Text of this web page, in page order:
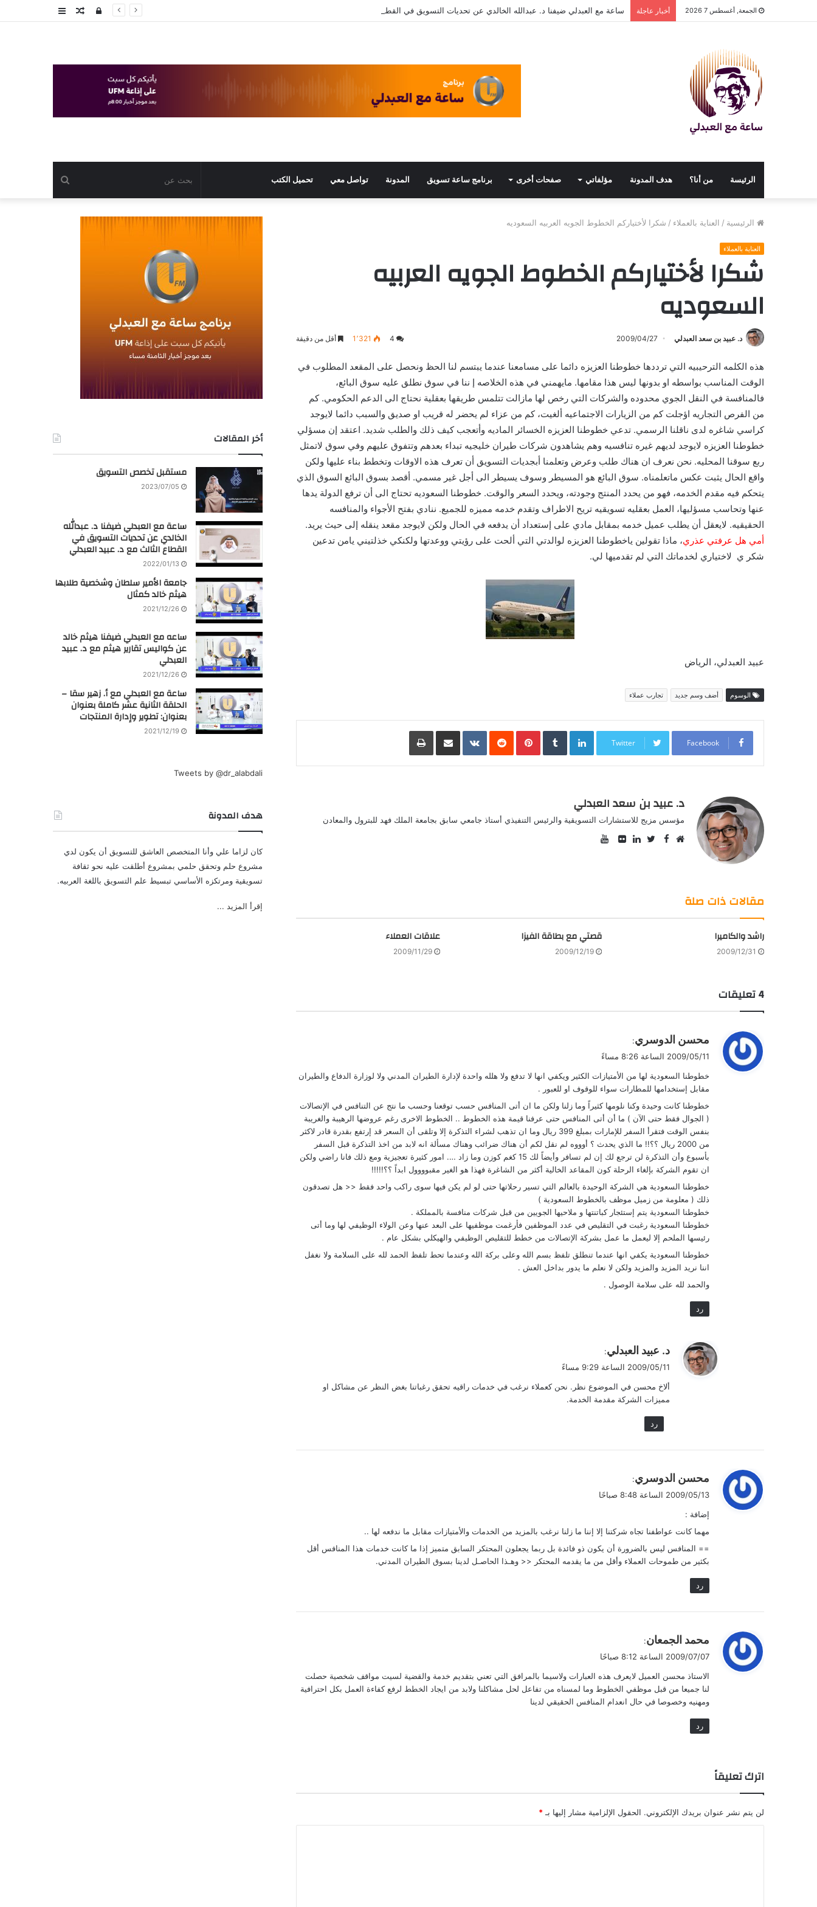
الجمعة, أغسطس 7 2026 أخبار عاجلة ساعة مع العبدلي ضيفنا د. عبدالله الخالدي عن تحديات التسويق في القطاع الثالث مع د. عبيد العبدلي عمودمقالتسجيل
الرئيسة من أنا؟ هدف المدونة مؤلفاتي صفحات أخرى برنامج ساعة تسويق المدونة تواصل معي تحميل الكتب بحث
الرئيسية / العناية بالعملاء / شكرا لأختياركم الخطوط الجويه العربيه السعوديه
العناية بالعملاء
شكرا لأختياركم الخطوط الجويه العربيه
السعوديه
د. عبيد بن سعد العبدلي 2009/04/27
4 1٬321 أقل من دقيقة
هذه الكلمه الترحيبيه التي ترددها خطوطنا العزيزه دائما على مسامعنا عندما يبتسم لنا الحظ ونحصل على المقعد المطلوب في
الوقت المناسب بواسطه او بدونها ليس هذا مقامها. مايهمني في هذه الخلاصه إ ننا في سوق نطلق عليه سوق البائع،
فالمنافسة في النقل الجوي محدوده والشركات التي رخص لها مازالت تتلمس طريقها بعقلية نحتاج الى الدعم الحكومي. كم
من الفرص التجاريه اؤجلت كم من الزيارات الاجتماعيه ألغيت، كم من عزاء لم يحضر له قريب او صديق والسبب دائما لايوجد
كراسي شاغره لدى ناقلنا الرسمي. تدعي خطوطنا العزيزه الخسائر الماديه وأتعجب كيف ذلك والطلب شديد. اعتقد إن مسؤلي
خطوطنا العزيزه لايوجد لديهم غيره تنافسيه وهم يشاهدون شركات طيران خليجيه تبداء بعدهم وتتفوق عليهم وفي سوق لاتمثل
ربع سوقنا المحليه. نحن نعرف ان هناك طلب وعرض وتعلمنا أبجديات التسويق أن تعرف هذه الاوقات وتخطط بناء عليها ولكن
واقع الحال يثبت عكس ماتعلمناه. سوق البائع هو المسيطر وسوف يسيطر الى أجل غير مسمي. أقصد بسوق البائع السوق الذي
يتحكم فيه مقدم الخدمه، فهو من يحدد المنتج وجودته، ويحدد السعر والوقت. خطوطنا السعوديه تحتاج الى أن ترفع الدولة يدها
عنها وتحاسب مسؤليها، العمل بعقليه تسويقيه تريح الاطراف وتقدم خدمه مميزه للجميع. ننادي بفتح الأجواء والمنافسه
الحقيقيه. لايعقل أن يطلب عميل خدمه بمقابل مادي على إستعداد أن يدفعه في الحال ولكن لايوجد مقعد ينقله إلى حيث يريد.
أمي هل عرفتي عذري، ماذا تقولين ياخطوطنا العزيزه لوالدتي التي ألحت على رؤيتي ووعدتها ولكنكي خذلتيني يامن تدعين
شكر ي لاختياري لخدماتك التي لم تقدميها لي.
عبيد العبدلي، الرياض
الوسوم أضف وسم جديد تجارب عملاء
Facebook
Twitter
LinkedIn
Pinterest مشاركة عبر البريد طباعة
د. عبيد بن سعد العبدلي
مؤسس مزيج للاستشارات التسويقية والرئيس التنفيذي أستاذ جامعي سابق بجامعة الملك فهد للبترول والمعادن
Facebook
مقالات ذات صلة
راشد والكاميرا
2009/12/31
قصتي مع بطاقة الفيزا
2009/12/19
علاقات العملاء
2009/11/29
‫4 تعليقات
ل
محسن الدوسري:
2009/05/11 الساعة 8:26 مساءً
خطوطنا السعودية لها من الأمتيازات الكثير ويكفي انها لا تدفع ولا هلله واحدة لإدارة الطيران المدني ولا لوزارة الدفاع والطيران
مقابل إستخدامها للمطارات سواء للوقوف او للعبور .
خطوطنا كانت وحيدة وكنا نلومها كثيراً وما زلنا ولكن ما ان أتى المنافس حسب توقعنا وحسب ما نتج عن التنافس في الإتصالات
( الجوال فقط حتى الآن ) ما أن أتى المنافس حتى عرفنا قيمة هذه الخطوط .. الخطوط الاخرى رغم عروضها الرهيبة والغريبة
بنفس الوقت فتقرأ السفر للإمارات بمبلغ 399 ريال وما ان تذهب لشراء التذكرة إلا وتلقى أن السعر قد إرتفع بقدرة قادر لاكثر
من 2000 ريال ؟؟!! ما الذي يحدث ؟ أوووه لم نقل لكم أن هناك ضرائب وهناك مسألة انه لابد من اخذ التذكرة قبل السفر
بأسبوع وأن التذكرة لن ترجع لك إن لم تسافر وأيضاً لك 15 كغم كوزن وما زاد …. امور كثيرة تعجيزية ومع ذلك فانا راضي ولكن
ان تقوم الشركة بإلغاء الرحلة كون المقاعد الخالية أكثر من الشاغرة فهذا هو الغير مقبوووول ابداً ؟؟!!!!!
خطوطنا السعودية هي الشركة الوحيدة بالعالم التي تسير رحلاتها حتى لو لم يكن فيها سوى راكب واحد فقط << هل تصدقون
ذلك ( معلومة من زميل موظف بالخطوط السعودية )
خطوطنا السعودية يتم إستئجار كباتنتها و ملاحيها الجويين من قبل شركات منافسة بالمملكة .
خطوطنا السعودية رغبت في التقليص في عدد الموظفين فأرغمت موظفيها على البعد عنها وعن الولاء الوظيفي لها وما أتى
رئيسها الملحم إلا ليعمل ما عمل بشركة الإتصالات من خطط للتقليص الوظيفي والهيكلي بشكل عام .
خطوطنا السعودية يكفي انها عندما تنطلق تلفظ بسم الله وعلى بركة الله وعندما تحط تلفظ الحمد لله على السلامة ولا نغفل
اننا نريد المزيد والمزيد ولكن لا نعلم ما يدور بداخل العش .
والحمد لله على سلامة الوصول .
رد
ي
ل
د. عبيد العبدلي:
2009/05/11 الساعة 9:29 مساءً
ألاخ محسن في الموضوع نظر. نحن كعملاء نرغب في خدمات راقيه تحقق رغباتنا بغض النظر عن مشاكل او
مميزات الشركة مقدمة الخدمة.
رد
ل
محسن الدوسري:
2009/05/13 الساعة 8:48 صباحًا
إضافة :
مهما كانت عواطفنا تجاه شركتنا إلا إننا ما زلنا نرغب بالمزيد من الخدمات والأمتيازات مقابل ما ندفعه لها ..
== المنافس ليس بالضرورة أن يكون ذو فائدة بل ربما يجعلون المحتكر السابق متميز إذا ما كانت خدمات هذا المنافس أقل
بكثير من طموحات العملاء وأقل من ما يقدمه المحتكر << وهـذا الحاصـل لدينا بسوق الطيران المدني.
رد
ل
محمد الجمعان:
2009/07/07 الساعة 8:12 صباحًا
الاستاذ محسن العميل لايعرف هذه العبارات ولاسيما بالمرافق التي تعني بتقديم خدمة والقضية لسيت مواقف شخصية حصلت
لنا جميعا من قبل موظفي الخطوط وما لمسناه من تفاعل لحل مشاكلنا ولابد من ايجاد الخطط لرفع كفاءة العمل بكل احترافية
ومهنيه وخصوصا في حال انعدام المنافس الحقيقي لدينا
رد
اترك تعليقاً
لن يتم نشر عنوان بريدك الإلكتروني. الحقول الإلزامية مشار إليها بـ *
أخر المقالات
مستقبل تخصص التسويق
2023/07/05
ساعة مع العبدلي ضيفنا د. عبدالله
الخالدي عن تحديات التسويق في
القطاع الثالث مع د. عبيد العبدلي
2022/01/13
جامعة الأمير سلطان وشخصية طلابها
هيثم خالد كمثال
2021/12/26
ساعه مع العبدلي ضيفنا هيثم خالد
عن كواليس تقارير هيثم مع د. عبيد
العبدلي
2021/12/26
ساعة مع العبدلي مع أ. زهير سقا –
الحلقة الثانية عشر كاملة بعنوان
بعنوان: تطوير وإدارة المنتجات
2021/12/19
Tweets by @dr_alabdali
هدف المدونة
كان لزاما علي وأنا المتخصص العاشق للتسويق أن يكون لدي
مشروع حلم وتحقق حلمي بمشروع أطلقت عليه نحو ثقافة
تسويقية ومرتكزه الأساسي تبسيط علم التسويق باللغة العربيه.
إقرأ المزيد ...